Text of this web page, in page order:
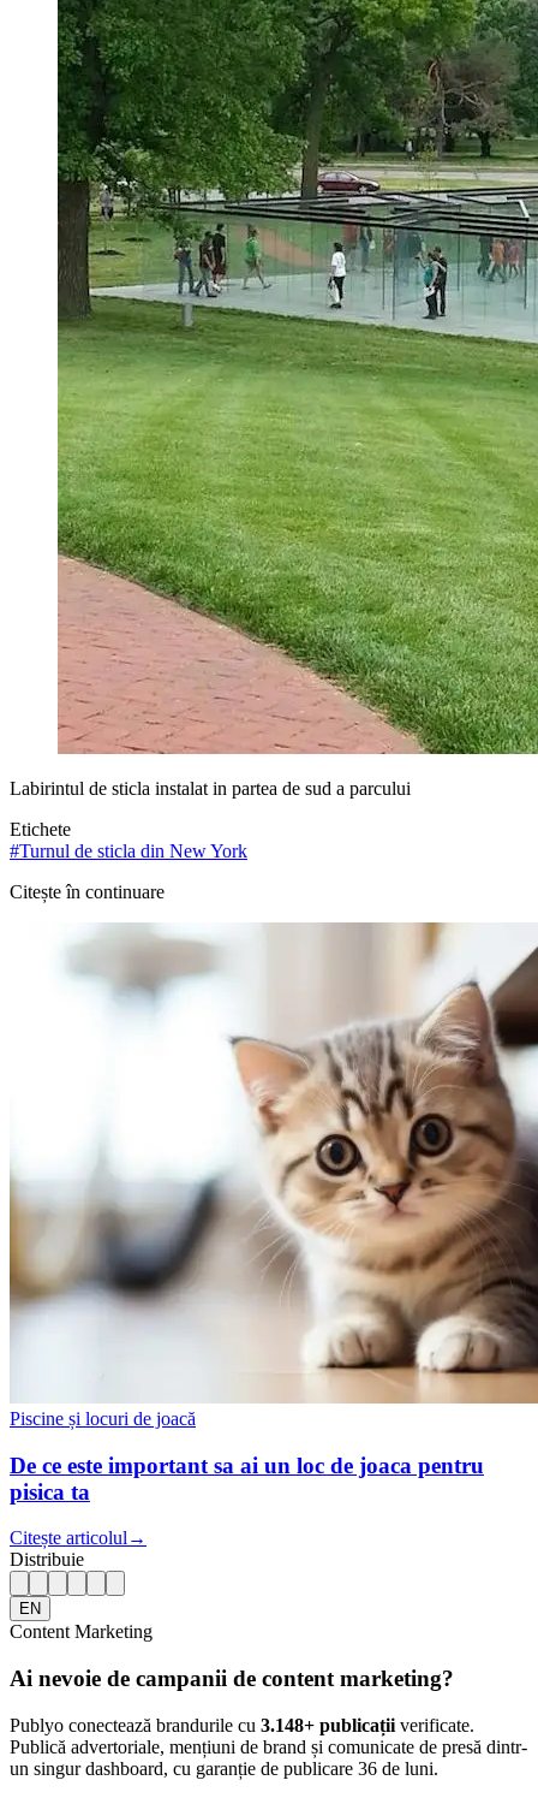
Labirintul de sticla instalat in partea de sud a parcului
Etichete
#Turnul de sticla din New York
Citește în continuare
Piscine și locuri de joacă
De ce este important sa ai un loc de joaca pentru
pisica ta
Citește articolul →
Distribuie
EN
Content Marketing
Ai nevoie de campanii de content marketing?
Publyo conectează brandurile cu 3.148+ publicații verificate.
Publică advertoriale, mențiuni de brand și comunicate de presă dintr-
un singur dashboard, cu garanție de publicare 36 de luni.